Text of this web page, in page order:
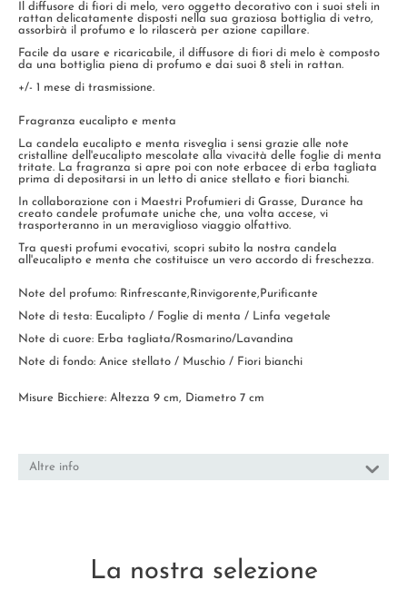
Il diffusore di fiori di melo, vero oggetto decorativo con i suoi steli in
rattan delicatamente disposti nella sua graziosa bottiglia di vetro,
assorbirà il profumo e lo rilascerà per azione capillare.
Facile da usare e ricaricabile, il diffusore di fiori di melo è composto
da una bottiglia piena di profumo e dai suoi 8 steli in rattan.
+/- 1 mese di trasmissione.
Fragranza eucalipto e menta
La candela eucalipto e menta risveglia i sensi grazie alle note
cristalline dell'eucalipto mescolate alla vivacità delle foglie di menta
tritate. La fragranza si apre poi con note erbacee di erba tagliata
prima di depositarsi in un letto di anice stellato e fiori bianchi.
In collaborazione con i Maestri Profumieri di Grasse, Durance ha
creato candele profumate uniche che, una volta accese, vi
trasporteranno in un meraviglioso viaggio olfattivo.
Tra questi profumi evocativi, scopri subito la nostra candela
all'eucalipto e menta che costituisce un vero accordo di freschezza.
Note del profumo: Rinfrescante,Rinvigorente,Purificante
Note di testa: Eucalipto / Foglie di menta / Linfa vegetale
Note di cuore: Erba tagliata/Rosmarino/Lavandina
Note di fondo: Anice stellato / Muschio / Fiori bianchi
Misure Bicchiere: Altezza 9 cm, Diametro 7 cm
Altre info
La nostra selezione